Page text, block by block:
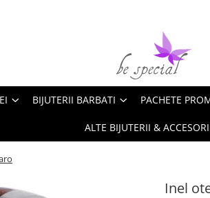
BIJUTERII BARBATI PACHETE
ALTE BIJUTERII &
Inel